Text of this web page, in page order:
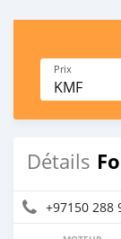
Prix
KMF
Détails
+97150 288